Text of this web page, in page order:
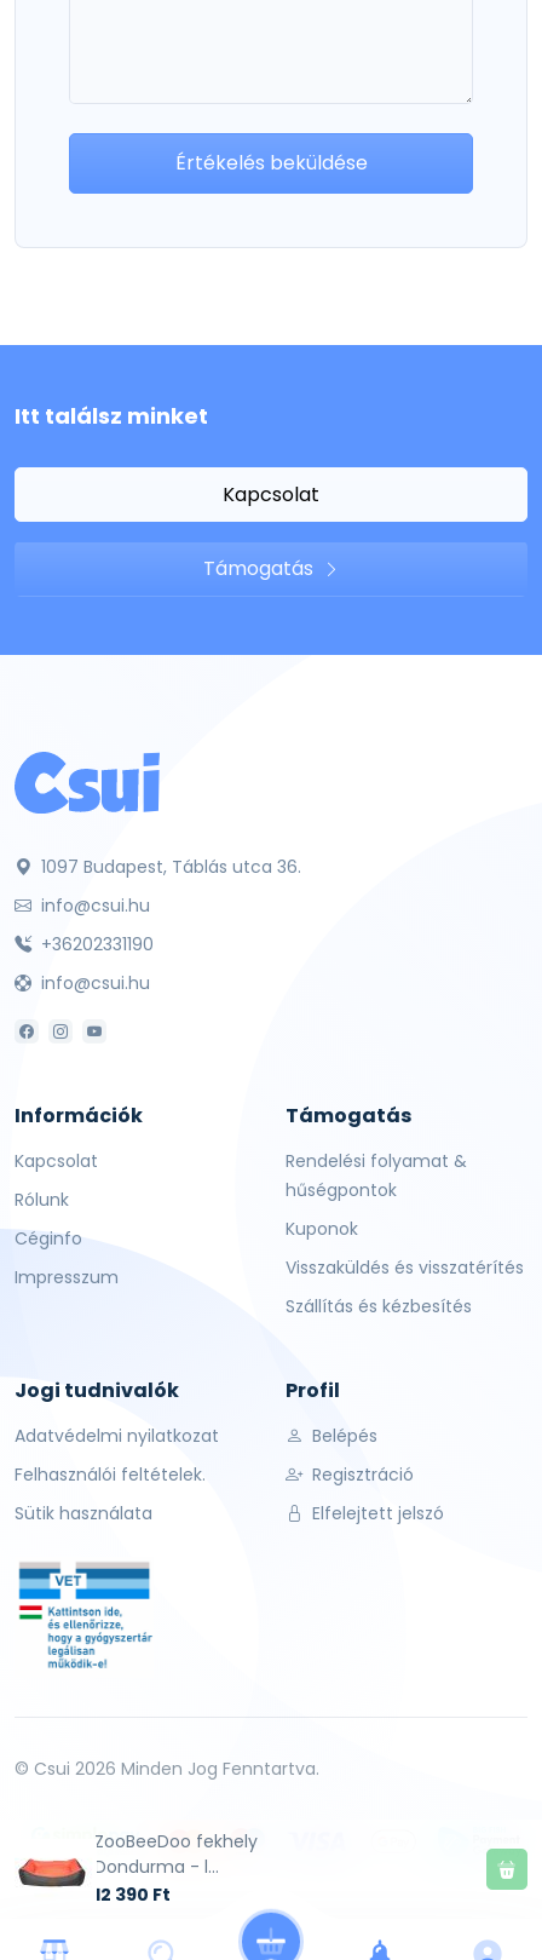
ZooBeeDoo fekhely
Dondurma - l...
12 390 Ft
Értékelés beküldése
Itt találsz minket
Kapcsolat
Támogatás
1097 Budapest, Táblás utca 36.
info@csui.hu
+36202331190
info@csui.hu
Információk
Kapcsolat
Rólunk
Céginfo
Impresszum
Támogatás
Rendelési folyamat &
hűségpontok
Kuponok
Visszaküldés és visszatérítés
Szállítás és kézbesítés
Jogi tudnivalók
Adatvédelmi nyilatkozat
Felhasználói feltételek.
Sütik használata
Profil
Belépés
Regisztráció
Elfelejtett jelszó
© Csui 2026 Minden Jog Fenntartva.